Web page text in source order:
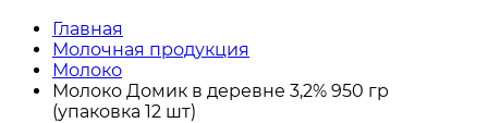
Главная
Молочная продукция
Молоко
Молоко Домик в деревне 3,2% 950 гр
(упаковка 12 шт)